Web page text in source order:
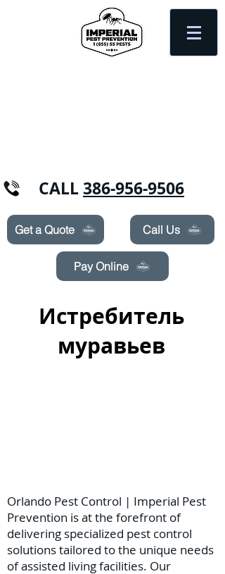
CALL386-956-9506
Get a Quote Call Us
Pay Online
Истребитель
муравьев
Orlando Pest Control | Imperial Pest
Prevention is at the forefront of
delivering specialized pest control
solutions tailored to the unique needs
of assisted living facilities. Our